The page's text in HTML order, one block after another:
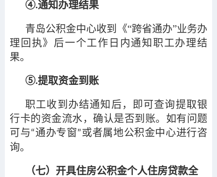
④.通知办理结果
青岛公积金中心收到《“跨省通办”业务办
理回执》后一个工作日内通知职工办理结
果。
⑤.提取资金到账
职工收到办结通知后，即可查询提取银
行卡的资金流水，确认是否到账。如有问题
可与“通办专窗”或者属地公积金中心进行咨
询。
（七）开具住房公积金个人住房贷款全